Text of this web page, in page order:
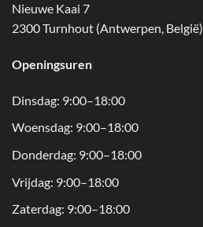
Nieuwe Kaai 7
2300 Turnhout (Antwerpen, België)
Openingsuren
Dinsdag: 9:00–18:00
Woensdag: 9:00–18:00
Donderdag: 9:00–18:00
Vrijdag: 9:00–18:00
Zaterdag: 9:00–18:00